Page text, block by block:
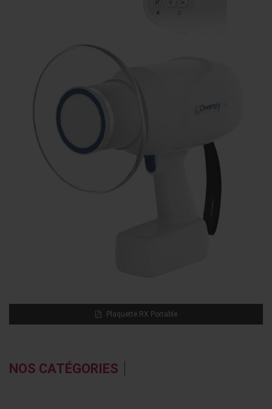
Plaquette RX Portable
NOS CATÉGORIES